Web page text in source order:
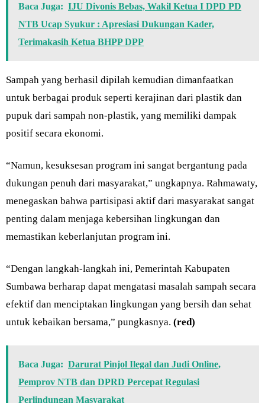
Baca Juga: IJU Divonis Bebas, Wakil Ketua I DPD PD
NTB Ucap Syukur : Apresiasi Dukungan Kader,
Terimakasih Ketua BHPP DPP
Sampah yang berhasil dipilah kemudian dimanfaatkan
untuk berbagai produk seperti kerajinan dari plastik dan
pupuk dari sampah non-plastik, yang memiliki dampak
positif secara ekonomi.
“Namun, kesuksesan program ini sangat bergantung pada
dukungan penuh dari masyarakat,” ungkapnya. Rahmawaty,
menegaskan bahwa partisipasi aktif dari masyarakat sangat
penting dalam menjaga kebersihan lingkungan dan
memastikan keberlanjutan program ini.
“Dengan langkah-langkah ini, Pemerintah Kabupaten
Sumbawa berharap dapat mengatasi masalah sampah secara
efektif dan menciptakan lingkungan yang bersih dan sehat
untuk kebaikan bersama,” pungkasnya. (red)
Baca Juga: Darurat Pinjol Ilegal dan Judi Online,
Pemprov NTB dan DPRD Percepat Regulasi
Perlindungan Masyarakat